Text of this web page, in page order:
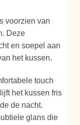
voorzien van
Deze
en soepel aan
het kussen.
touch
het kussen fris
de nacht.
glans die